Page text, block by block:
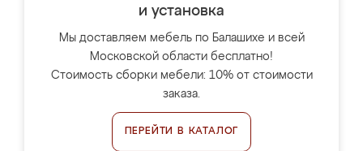
и установка
Мы доставляем мебель по Балашихе и всей
Московской области бесплатно!
Стоимость сборки мебели: 10% от стоимости
заказа.
ПЕРЕЙТИ В КАТАЛОГ